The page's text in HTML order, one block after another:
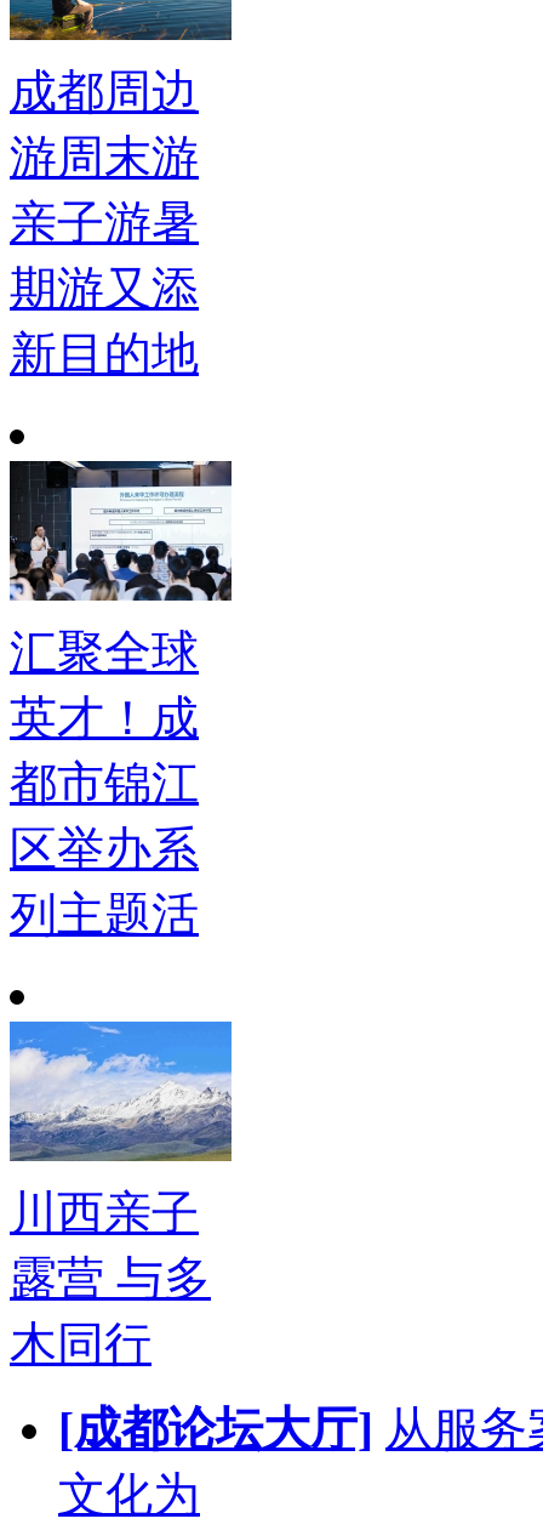
成都周边
游周末游
亲子游暑
期游又添
新目的地
汇聚全球
英才！成
都市锦江
区举办系
列主题活
川西亲子
露营 与多
木同行
[成都论坛大厅] 从服
文化为